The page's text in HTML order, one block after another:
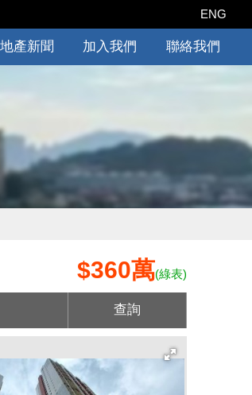
ENG
地產新聞 加入我們 聯絡我們
$360萬(綠表)
查詢